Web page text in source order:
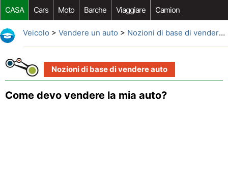
CASA Cars Moto Barche Viaggiare Camion
Riparazione Auto Acquisto Auto Car Opzioni Aftermarket
Veicolo > Vendere un auto > Nozioni di base di vendere auto
Nozioni di base di vendere auto
Come devo vendere la mia auto?